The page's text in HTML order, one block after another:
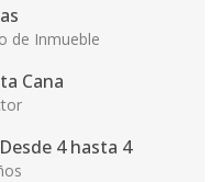
de Inmueble
Cana
Desde 4hasta 4